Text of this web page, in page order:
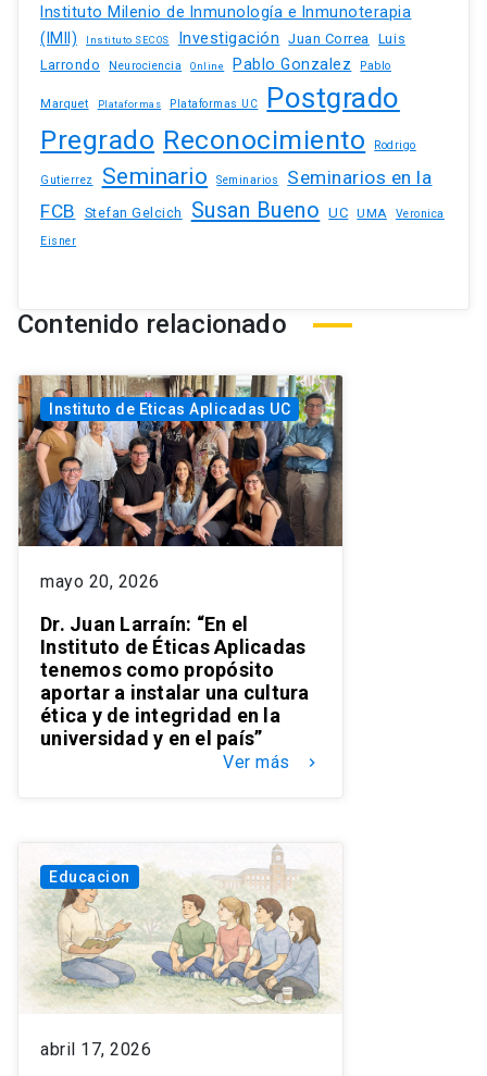
Instituto Milenio de Inmunología e Inmunoterapia
(IMII)
Instituto SECOS Investigación Juan Correa Luis
Larrondo
Neurociencia Online Pablo Gonzalez Pablo
Marquet Plataformas Plataformas UC Postgrado
Pregrado Reconocimiento Rodrigo
Gutierrez Seminario Seminarios
Seminarios en la
FCB
Stefan Gelcich Susan Bueno UC UMA
Veronica
Eisner
Contenido relacionado
Instituto de Eticas Aplicadas UC
mayo 20, 2026
Dr. Juan Larraín: “En el
Instituto de Éticas Aplicadas
tenemos como propósito
aportar a instalar una cultura
ética y de integridad en la
universidad y en el país”
Ver más keyboard_arrow_right
Educacion
abril 17, 2026